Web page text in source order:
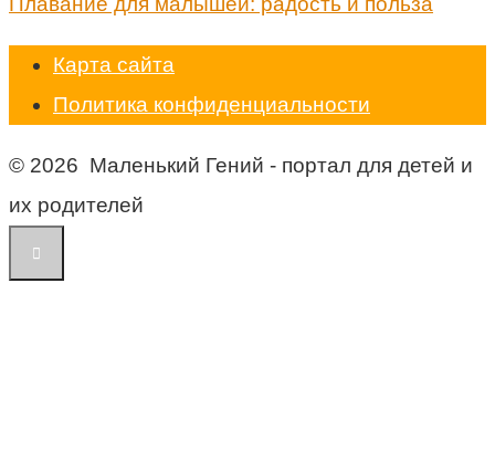
Карта сайта
Политика конфиденциальности
© 2026 Маленький Гений - портал для детей и
их родителей